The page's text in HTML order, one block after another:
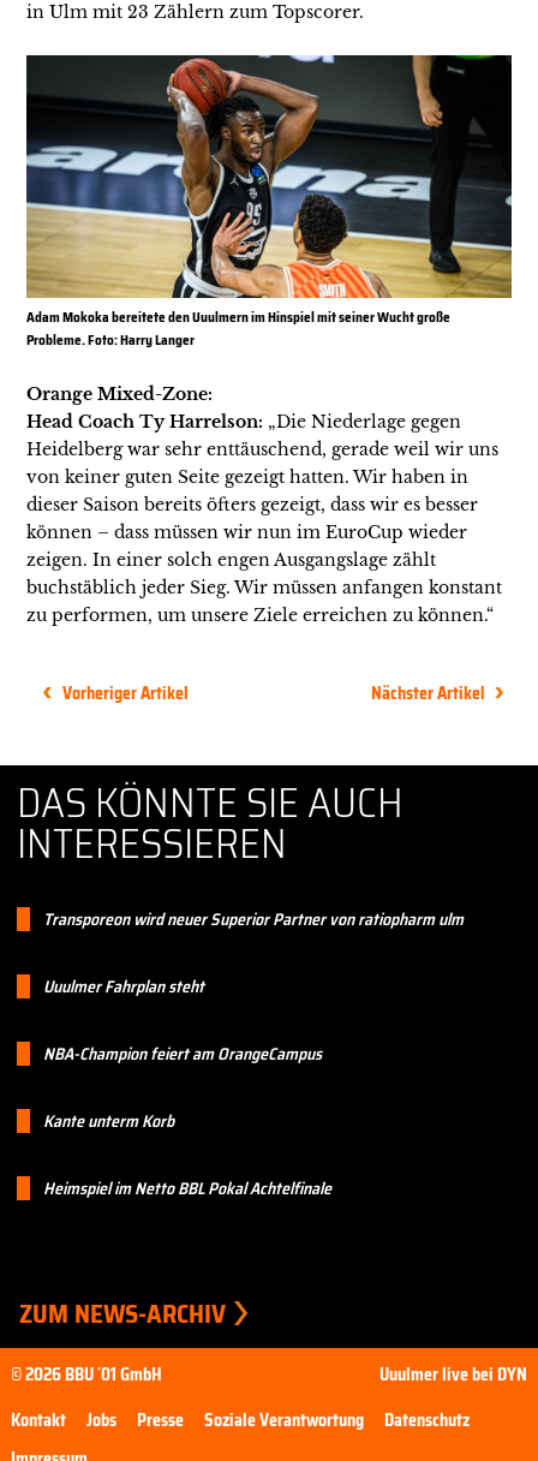
in Ulm mit 23 Zählern zum Topscorer.
Adam Mokoka bereitete den Uuulmern im Hinspiel mit seiner Wucht große
Probleme. Foto: Harry Langer
Orange Mixed-Zone:
Head Coach Ty Harrelson: „Die Niederlage gegen
Heidelberg war sehr enttäuschend, gerade weil wir uns
von keiner guten Seite gezeigt hatten. Wir haben in
dieser Saison bereits öfters gezeigt, dass wir es besser
können – dass müssen wir nun im EuroCup wieder
zeigen. In einer solch engen Ausgangslage zählt
buchstäblich jeder Sieg. Wir müssen anfangen konstant
zu performen, um unsere Ziele erreichen zu können.“
Vorheriger Artikel Nächster Artikel
DAS KÖNNTE SIE AUCH
INTERESSIEREN
Transporeon wird neuer Superior Partner von ratiopharm ulm
Uuulmer Fahrplan steht
NBA-Champion feiert am OrangeCampus
Kante unterm Korb
Heimspiel im Netto BBL Pokal Achtelfinale
ZUM NEWS-ARCHIV
© 2026 BBU ´01 GmbH
Uuulmer live bei DYN
Kontakt
Jobs Presse Soziale Verantwortung
Datenschutz